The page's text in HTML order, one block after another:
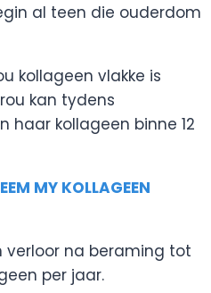
al teen die ouderdom
kollageen vlakke is
kan tydens
haar kollageen binne 12
MY KOLLAGEEN
verloor na beraming tot
per jaar.